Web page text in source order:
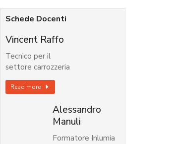
Schede Docenti
Vincent Raffo
Tecnico per il
settore carrozzeria
Read more
Alessandro
Manuli
Formatore Inlumia